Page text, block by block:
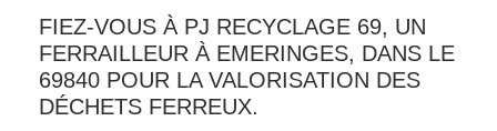
FIEZ-VOUS À PJ RECYCLAGE 69, UN
FERRAILLEUR À EMERINGES, DANS LE
69840 POUR LA VALORISATION DES
DÉCHETS FERREUX.